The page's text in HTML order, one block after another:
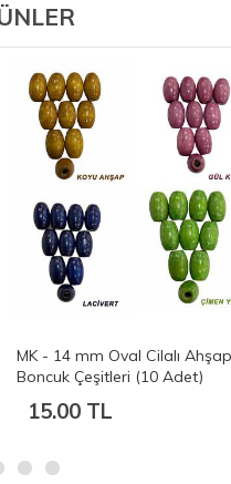
MK - 15 mm Oval Cilalı Ahşap
Boncuk Çeşitleri (10 Adet)
15.00 TL